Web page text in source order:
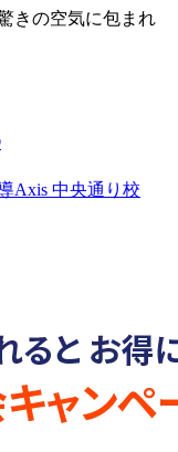
きの空気に包まれ
Axis 中央通り校